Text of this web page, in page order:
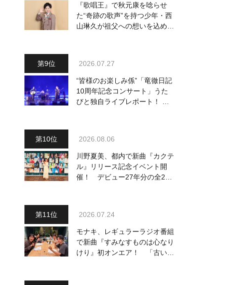
『歌唱王』で秋元康を唸らせ
た“奇跡の歌声”を持つ少年・西
山琳久が祖父への想いを込めた
いちゃんとの絆を歌った曲を聴
いてください！」
2026.07.27
“皆様のお楽しみ係”「竜徹日記
10周年記念コンサート」うた
びと独自ライブレポート！ 即
2026.08.06
川野夏美、都内で新曲『カクテ
ル』リリース記念イベント開
催！ デビュー27年分の全280
2026.07.24
モナキ、レギュラーラジオ番組
で新曲『すみなすものは心なり
けり』初オンエア！ 「古い言